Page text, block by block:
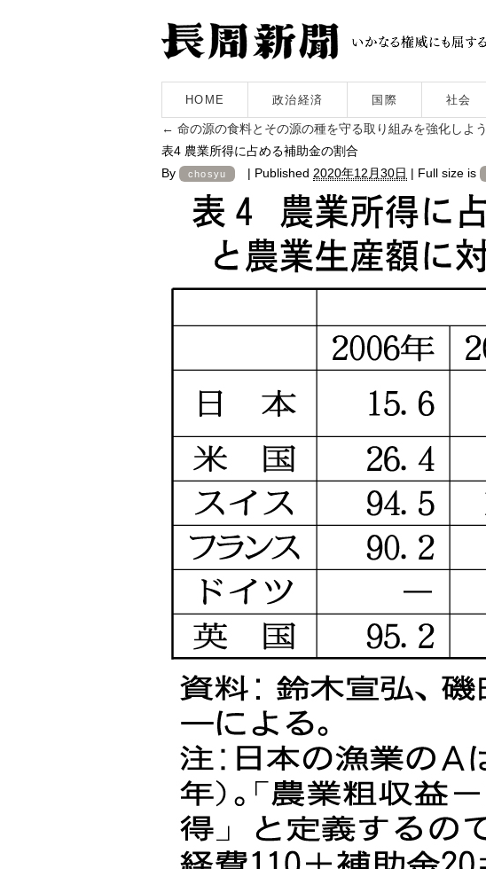
HOME 政治経済 国際 社会
← 命の源の食料とその源の種を守る取り組みを強化し
表4 農業所得に占める補助金の割合
By
chosyu | Published 2020年12月30日 | Full size is